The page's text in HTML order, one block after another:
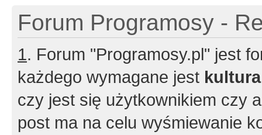
Forum Programosy -
1. Forum "Programosy.pl" jest
każdego wymagane jest
czy jest się użytkownikiem czy
post ma na celu wyśmiewanie